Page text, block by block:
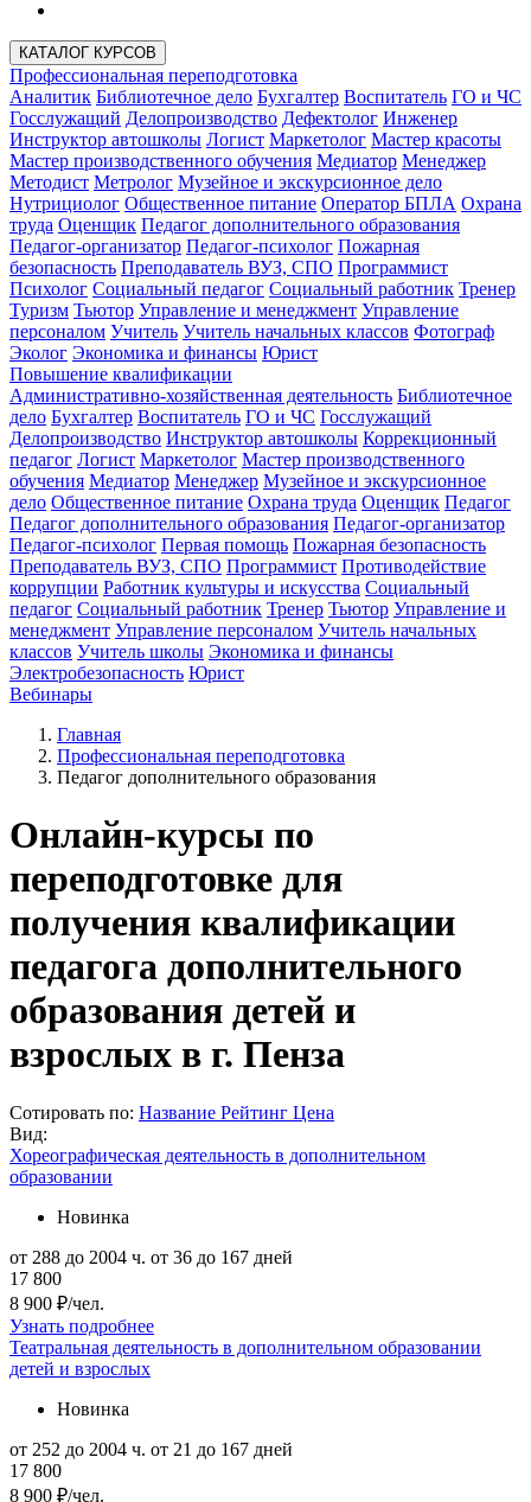
КАТАЛОГ КУРСОВ
Профессиональная переподготовка
Аналитик Библиотечное дело Бухгалтер Воспитатель ГО и ЧС
Госслужащий Делопроизводство Дефектолог Инженер
Инструктор автошколы Логист Маркетолог Мастер красоты
Мастер производственного обучения Медиатор Менеджер
Методист Метролог Музейное и экскурсионное дело
Нутрициолог Общественное питание Оператор БПЛА Охрана
труда Оценщик Педагог дополнительного образования
Педагог-организатор Педагог-психолог Пожарная
безопасность Преподаватель ВУЗ, СПО Программист
Психолог Социальный педагог Социальный работник Тренер
Туризм Тьютор Управление и менеджмент Управление
персоналом Учитель Учитель начальных классов Фотограф
Эколог Экономика и финансы Юрист
Повышение квалификации
Административно-хозяйственная деятельность Библиотечное
дело Бухгалтер Воспитатель ГО и ЧС Госслужащий
Делопроизводство Инструктор автошколы Коррекционный
педагог Логист Маркетолог Мастер производственного
обучения Медиатор Менеджер Музейное и экскурсионное
дело Общественное питание Охрана труда Оценщик Педагог
Педагог дополнительного образования Педагог-организатор
Педагог-психолог Первая помощь Пожарная безопасность
Преподаватель ВУЗ, СПО Программист Противодействие
коррупции Работник культуры и искусства Социальный
педагог Социальный работник Тренер Тьютор Управление и
менеджмент Управление персоналом Учитель начальных
классов Учитель школы Экономика и финансы
Электробезопасность Юрист
Вебинары
Главная
Профессиональная переподготовка
Педагог дополнительного образования
Онлайн-курсы по
переподготовке для
получения квалификации
педагога дополнительного
образования детей и
взрослых в г. Пенза
Сотировать по: Название Рейтинг Цена
Вид:
Хореографическая деятельность в дополнительном
образовании
Новинка
от 288 до 2004 ч. от 36 до 167 дней
17 800
8 900 ₽/чел.
Узнать подробнее
Театральная деятельность в дополнительном образовании
детей и взрослых
Новинка
от 252 до 2004 ч. от 21 до 167 дней
17 800
8 900 ₽/чел.